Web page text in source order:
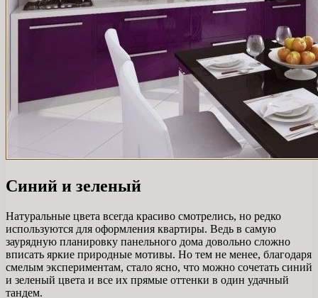
Синий и зеленый
Натуральные цвета всегда красиво смотрелись, но редко
используются для оформления квартиры. Ведь в самую
заурядную планировку панельного дома довольно сложно
вписать яркие природные мотивы. Но тем не менее, благодаря
смелым экспериментам, стало ясно, что можно сочетать синий
и зеленый цвета и все их прямые оттенки в один удачный
тандем.